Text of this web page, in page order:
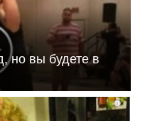
но вы будете в
i